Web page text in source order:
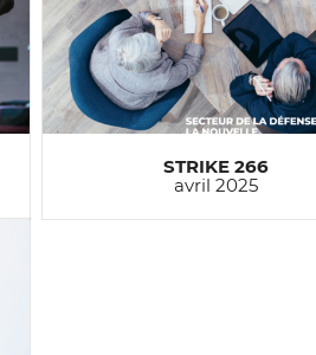
STRIKE 266
avril 2025